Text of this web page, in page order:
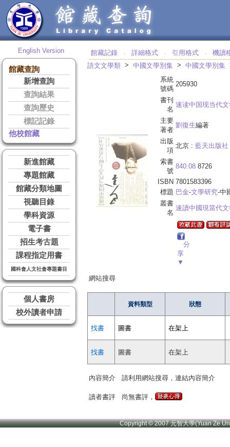
English Version
館藏查詢
新增查詢
查詢結果
查詢歷史
標記記錄
他校館藏
新進館藏
專題館藏
館藏分類地圖
視聽目錄
學科資源
電子書
招生考古題
課程指定用書
國科會人文社會專題書目
個人書房
校外讀者申請
館藏記錄 ‧ 詳細格式 ‧ 引用格式 ‧
機讀
語文文學類 > 中國文學別集 > 中國文學別集
系統
號碼
205930
書刊
名
速读中国现当代
主要
著者
劉復生編著
出版
項
北京 : 藍天出版社
索書
號
840.08 8726
ISBN 7801583396
標題 巴金-文學研究-中
叢書
名
速讀中國現當代
分
享
▼
網站搜尋
資料類型 狀態
找書 圖書 在架上
找書 圖書 在架上
內容簡介 請利用網站搜尋，連結內容簡介
讀者書評 尚無書評，
Copyright © 2007 元智大學(Yuan Ze